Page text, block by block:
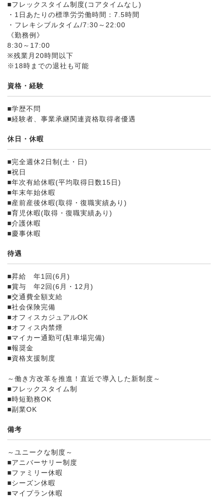
■フレックスタイム制度(コアタイムなし)
・1日あたりの標準労労働時間：7.5時間
・フレキシブルタイム/7:30～22:00
《勤務例》
8:30～17:00
※残業月20時間以下
※18時までの退社も可能
資格・経験
■学歴不問
■経験者、事業承継関連資格取得者優遇
休日・休暇
■完全週休2日制(土・日)
■祝日
■年次有給休暇(平均取得日数15日)
■年末年始休暇
■産前産後休暇(取得・復職実績あり)
■育児休暇(取得・復職実績あり)
■介護休暇
■慶事休暇
待遇
■昇給 年1回(6月)
■賞与 年2回(6月・12月)
■交通費全額支給
■社会保険完備
■オフィスカジュアルOK
■オフィス内禁煙
■マイカー通勤可(駐車場完備)
■報奨金
■資格支援制度
～働き方改革を推進！直近で導入した新制度～
■フレックスタイム制
■時短勤務OK
■副業OK
備考
～ユニークな制度～
■アニバーサリー制度
■ファミリー休暇
■シーズン休暇
■マイプラン休暇